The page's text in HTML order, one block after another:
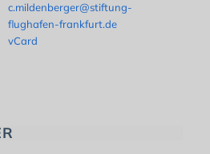
c.mildenberger@stiftung-
flughafen-frankfurt.de
vCard